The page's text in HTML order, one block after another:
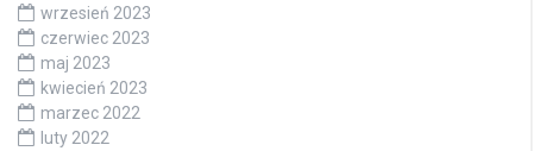
wrzesień 2023
czerwiec 2023
maj 2023
kwiecień 2023
marzec 2022
luty 2022